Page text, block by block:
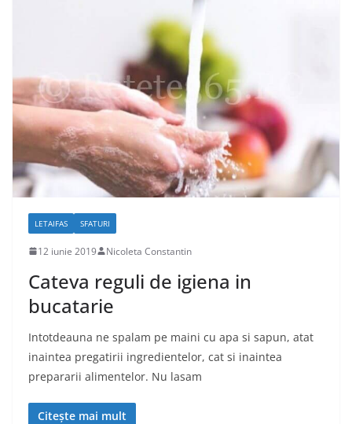
LETAIFAS SFATURI
12 iunie 2019 Nicoleta Constantin
Cateva reguli de igiena in
bucatarie
Intotdeauna ne spalam pe maini cu apa si sapun, atat
inaintea pregatirii ingredientelor, cat si inaintea
prepararii alimentelor. Nu lasam
Citește mai mult